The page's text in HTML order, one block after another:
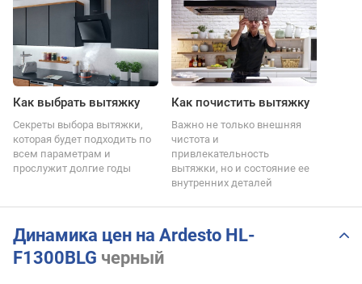
Как выбрать вытяжку
Секреты выбора вытяжки,
которая будет подходить по
всем параметрам и
прослужит долгие годы
Как почистить вытяжку
Важно не только внешняя
чистота и
привлекательность
вытяжки, но и состояние ее
внутренних деталей
Динамика цен на Ardesto HL-
F1300BLG черный